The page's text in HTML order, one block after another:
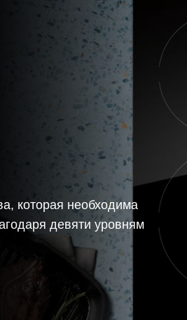
которая необходима
девяти уровням